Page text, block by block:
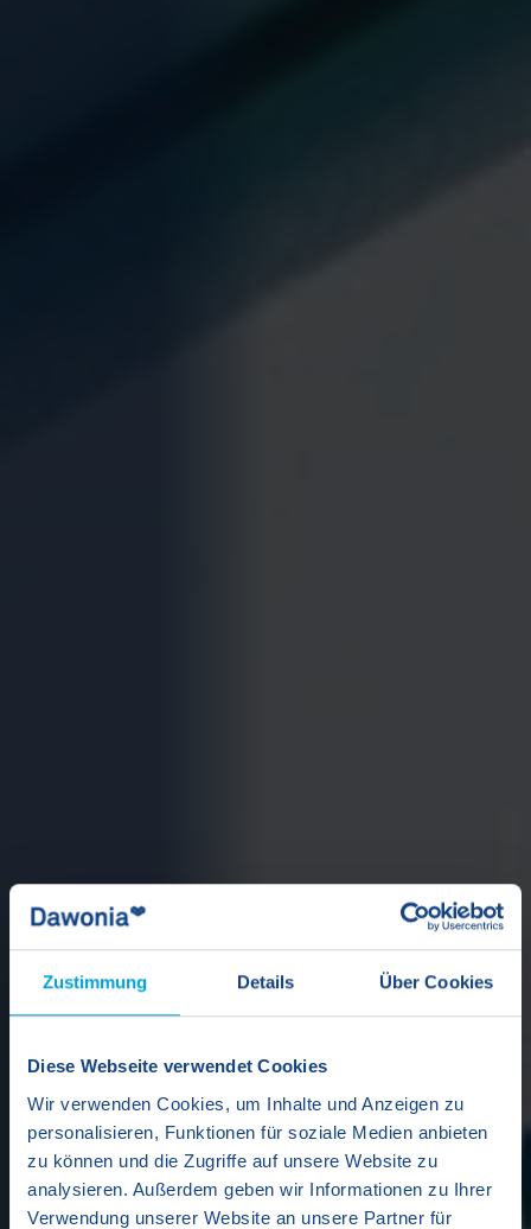
Zustimmung Details Über Cookies
Diese Webseite verwendet Cookies
Wir verwenden Cookies, um Inhalte und Anzeigen zu
personalisieren, Funktionen für soziale Medien anbieten
zu können und die Zugriffe auf unsere Website zu
analysieren. Außerdem geben wir Informationen zu Ihrer
Verwendung unserer Website an unsere Partner für